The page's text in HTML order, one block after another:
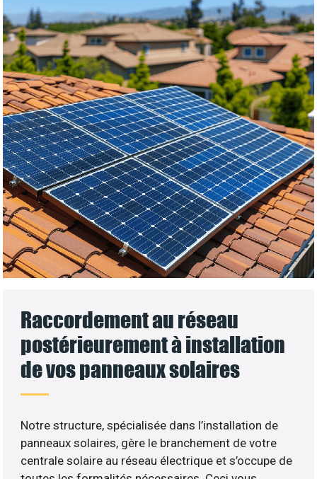
Raccordement au réseau
postérieurement à installation
de vos panneaux solaires
Notre structure, spécialisée dans l’installation de
panneaux solaires, gère le branchement de votre
centrale solaire au réseau électrique et s’occupe de